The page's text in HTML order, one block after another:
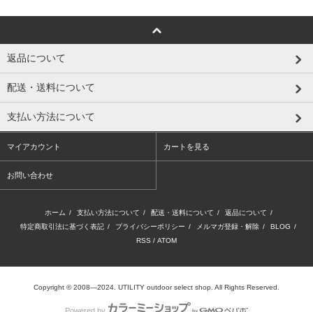
返品について
配送・送料について
支払い方法について
マイアカウント カートを見る
お問い合わせ
ホーム / 支払い方法について / 配送・送料について / 返品について /
特定商取引法に基づく表記 / プライバシーポリシー / メルマガ登録・解除 / BLOG /
RSS / ATOM
Copyright © 2008―2024. UTILITY outdoor select shop. All Rights Reserved.
Powered by